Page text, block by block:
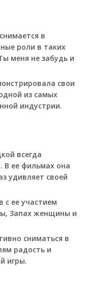
в
роли в таких
меня не забудь и
свои
из самых
индустрии.
всегда
В ее фильмах она
удивляет своей
с ее участием
Запах женщины и
сниматься в
радость и
игры.